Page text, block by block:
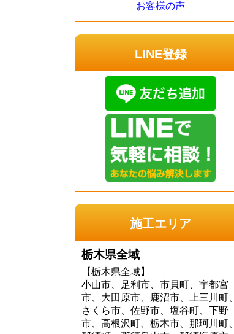
お客様の声
LINE登録
施工エリア
栃木県全域
【栃木県全域】
小山市、足利市、市貝町、宇都宮
市、大田原市、鹿沼市、上三川町、
さくら市、佐野市、塩谷町、下野
市、高根沢町、栃木市、那珂川町、